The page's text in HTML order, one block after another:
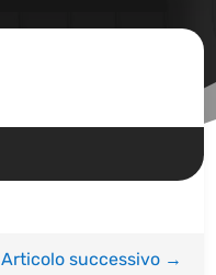
Articolo successivo→